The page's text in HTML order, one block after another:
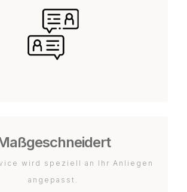
wird speziell an Ihr Anliegen
angepasst.